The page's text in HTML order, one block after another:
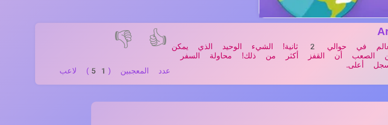
👍
👎
عدد المعجبين (51) لاعب
أنت سريع جدا, ويمكن السفر في جميع أنحاء العالم في حوالي 2 ثانية! الشيء الوحيد الذي يمكن
أن القفز أكثر من ذلك! محاولة السفر
أعلى.